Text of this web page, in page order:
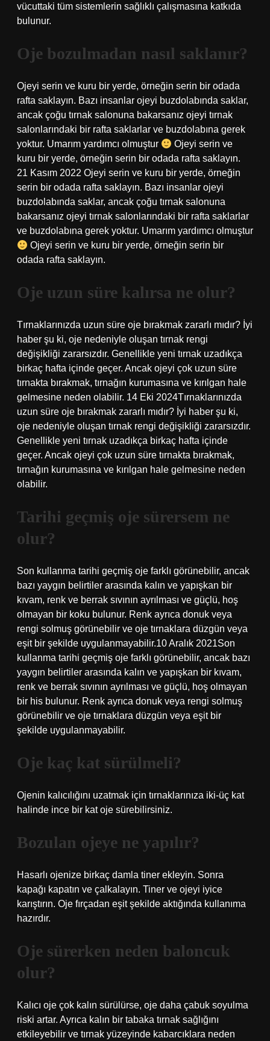
vücuttaki tüm sistemlerin sağlıklı çalışmasına katkıda
bulunur.
Oje bozulmadan nasıl saklanır?
Ojeyi serin ve kuru bir yerde, örneğin serin bir odada
rafta saklayın. Bazı insanlar ojeyi buzdolabında saklar,
ancak çoğu tırnak salonuna bakarsanız ojeyi tırnak
salonlarındaki bir rafta saklarlar ve buzdolabına gerek
yoktur. Umarım yardımcı olmuştur
Ojeyi serin ve
kuru bir yerde, örneğin serin bir odada rafta saklayın.
21 Kasım 2022 Ojeyi serin ve kuru bir yerde, örneğin
serin bir odada rafta saklayın. Bazı insanlar ojeyi
buzdolabında saklar, ancak çoğu tırnak salonuna
bakarsanız ojeyi tırnak salonlarındaki bir rafta saklarlar
ve buzdolabına gerek yoktur. Umarım yardımcı olmuştur
Ojeyi serin ve kuru bir yerde, örneğin serin bir
odada rafta saklayın.
Oje uzun süre kalırsa ne olur?
Tırnaklarınızda uzun süre oje bırakmak zararlı mıdır? İyi
haber şu ki, oje nedeniyle oluşan tırnak rengi
değişikliği zararsızdır. Genellikle yeni tırnak uzadıkça
birkaç hafta içinde geçer. Ancak ojeyi çok uzun süre
tırnakta bırakmak, tırnağın kurumasına ve kırılgan hale
gelmesine neden olabilir. 14 Eki 2024Tırnaklarınızda
uzun süre oje bırakmak zararlı mıdır? İyi haber şu ki,
oje nedeniyle oluşan tırnak rengi değişikliği zararsızdır.
Genellikle yeni tırnak uzadıkça birkaç hafta içinde
geçer. Ancak ojeyi çok uzun süre tırnakta bırakmak,
tırnağın kurumasına ve kırılgan hale gelmesine neden
olabilir.
Tarihi geçmiş oje sürersem ne
olur?
Son kullanma tarihi geçmiş oje farklı görünebilir, ancak
bazı yaygın belirtiler arasında kalın ve yapışkan bir
kıvam, renk ve berrak sıvının ayrılması ve güçlü, hoş
olmayan bir koku bulunur. Renk ayrıca donuk veya
rengi solmuş görünebilir ve oje tırnaklara düzgün veya
eşit bir şekilde uygulanmayabilir.10 Aralık 2021Son
kullanma tarihi geçmiş oje farklı görünebilir, ancak bazı
yaygın belirtiler arasında kalın ve yapışkan bir kıvam,
renk ve berrak sıvının ayrılması ve güçlü, hoş olmayan
bir his bulunur. Renk ayrıca donuk veya rengi solmuş
görünebilir ve oje tırnaklara düzgün veya eşit bir
şekilde uygulanmayabilir.
Oje kaç kat sürülmeli?
Ojenin kalıcılığını uzatmak için tırnaklarınıza iki-üç kat
halinde ince bir kat oje sürebilirsiniz.
Bozulan ojeye ne yapılır?
Hasarlı ojenize birkaç damla tiner ekleyin. Sonra
kapağı kapatın ve çalkalayın. Tiner ve ojeyi iyice
karıştırın. Oje fırçadan eşit şekilde aktığında kullanıma
hazırdır.
Oje sürerken neden baloncuk
olur?
Kalıcı oje çok kalın sürülürse, oje daha çabuk soyulma
riski artar. Ayrıca kalın bir tabaka tırnak sağlığını
etkileyebilir ve tırnak yüzeyinde kabarcıklara neden